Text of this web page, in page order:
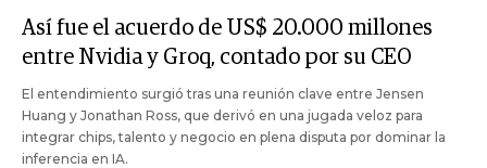
Así fue el acuerdo de US$ 20.000 millones
entre Nvidia y Groq, contado por su CEO
El entendimiento surgió tras una reunión clave entre Jensen
Huang y Jonathan Ross, que derivó en una jugada veloz para
integrar chips, talento y negocio en plena disputa por dominar la
inferencia en IA.